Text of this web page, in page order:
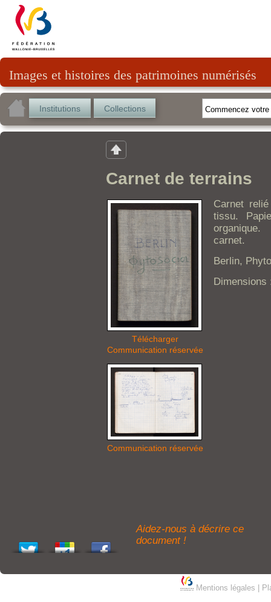
Images et histoires des patrimoines numérisés
Institutions Collections
Carnet de terrains
Télécharger
Communication réservée
Carnet
tissu.
carnet.
Berlin,
Dimensions
Communication réservée
Aidez-nous à décrire ce
document !
Mentions légales